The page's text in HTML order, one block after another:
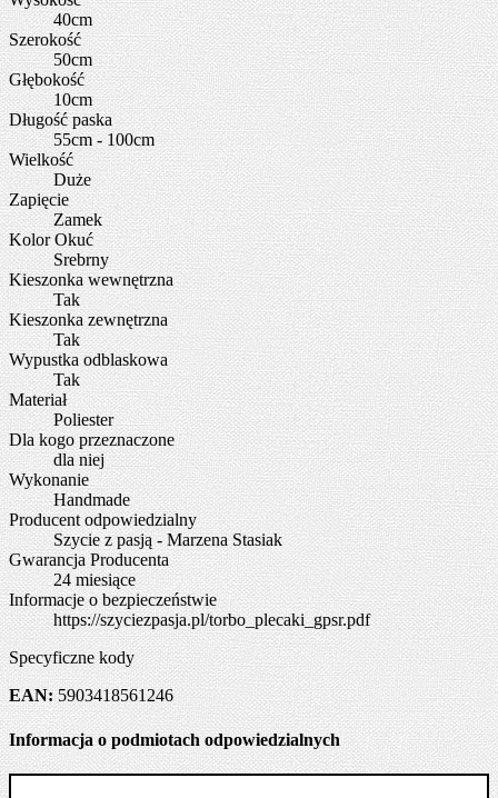
40cm
Szerokość
50cm
Głębokość
10cm
Długość paska
55cm - 100cm
Wielkość
Duże
Zapięcie
Zamek
Kolor Okuć
Srebrny
Kieszonka wewnętrzna
Tak
Kieszonka zewnętrzna
Tak
Wypustka odblaskowa
Tak
Materiał
Poliester
Dla kogo przeznaczone
dla niej
Wykonanie
Handmade
Producent odpowiedzialny
Szycie z pasją - Marzena Stasiak
Gwarancja Producenta
24 miesiące
Informacje o bezpieczeństwie
https://szyciezpasja.pl/torbo_plecaki_gpsr.pdf
Specyficzne kody
EAN:5903418561246
Informacja o podmiotach odpowiedzialnych